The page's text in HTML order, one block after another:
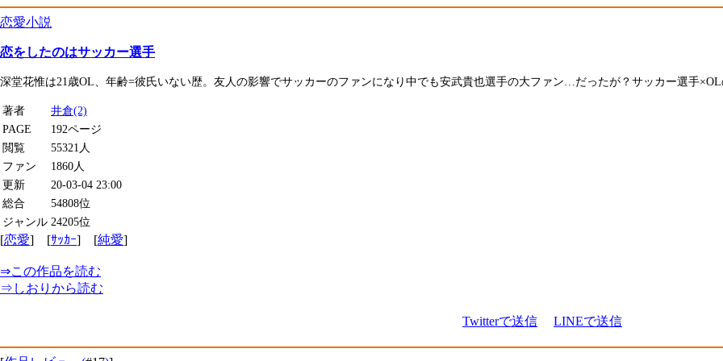
恋愛小説
恋をしたのはサッカー選手
深堂花惟は21歳OL、年齢=彼氏いない歴。友人の影響でサッカーのファンになり中でも安武貴也選手の大ファン…だったが？サッカー選手×OL
著者
井倉(2)
PAGE
192ページ
閲覧
55321人
ファン
1860人
更新
20-03-04 23:00
総合
54808位
ジャンル 24205位
[恋愛] [ｻｯｶｰ] [純愛]
⇒この作品を読む
⇒ しおり から読む
Twitterで送信 LINEで送信